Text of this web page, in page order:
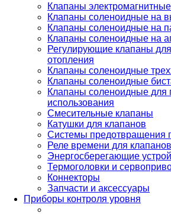
Клапаны
Клапаны соленоидные на
Клапаны соленоидные на
Клапаны соленоидные на
Регулирующие клапаны
отопления
Клапаны соленоидные
Клапаны соленоидные
Клапаны соленоидные для
использования
Смесительные клапаны
Катушки для клапанов
Системы предотвращения
Реле времени для клапанов
Энергосберегающие
Термоголовки и
Коннекторы
Запчасти и аксессуары
Приборы контроля уровня